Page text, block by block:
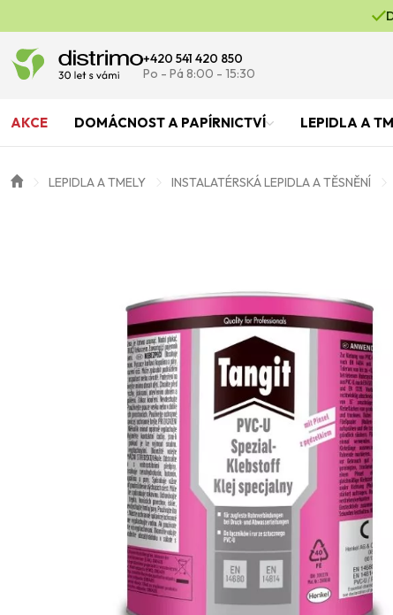
+420 541 420 850
Po - Pá 8:00 - 15:30
AKCE DOMÁCNOST A PAPÍRNICTVÍ LEPIDLA A
LEPIDLA A TMELY INSTALATÉRSKÁ LEPIDLA A TĚSNĚNÍ